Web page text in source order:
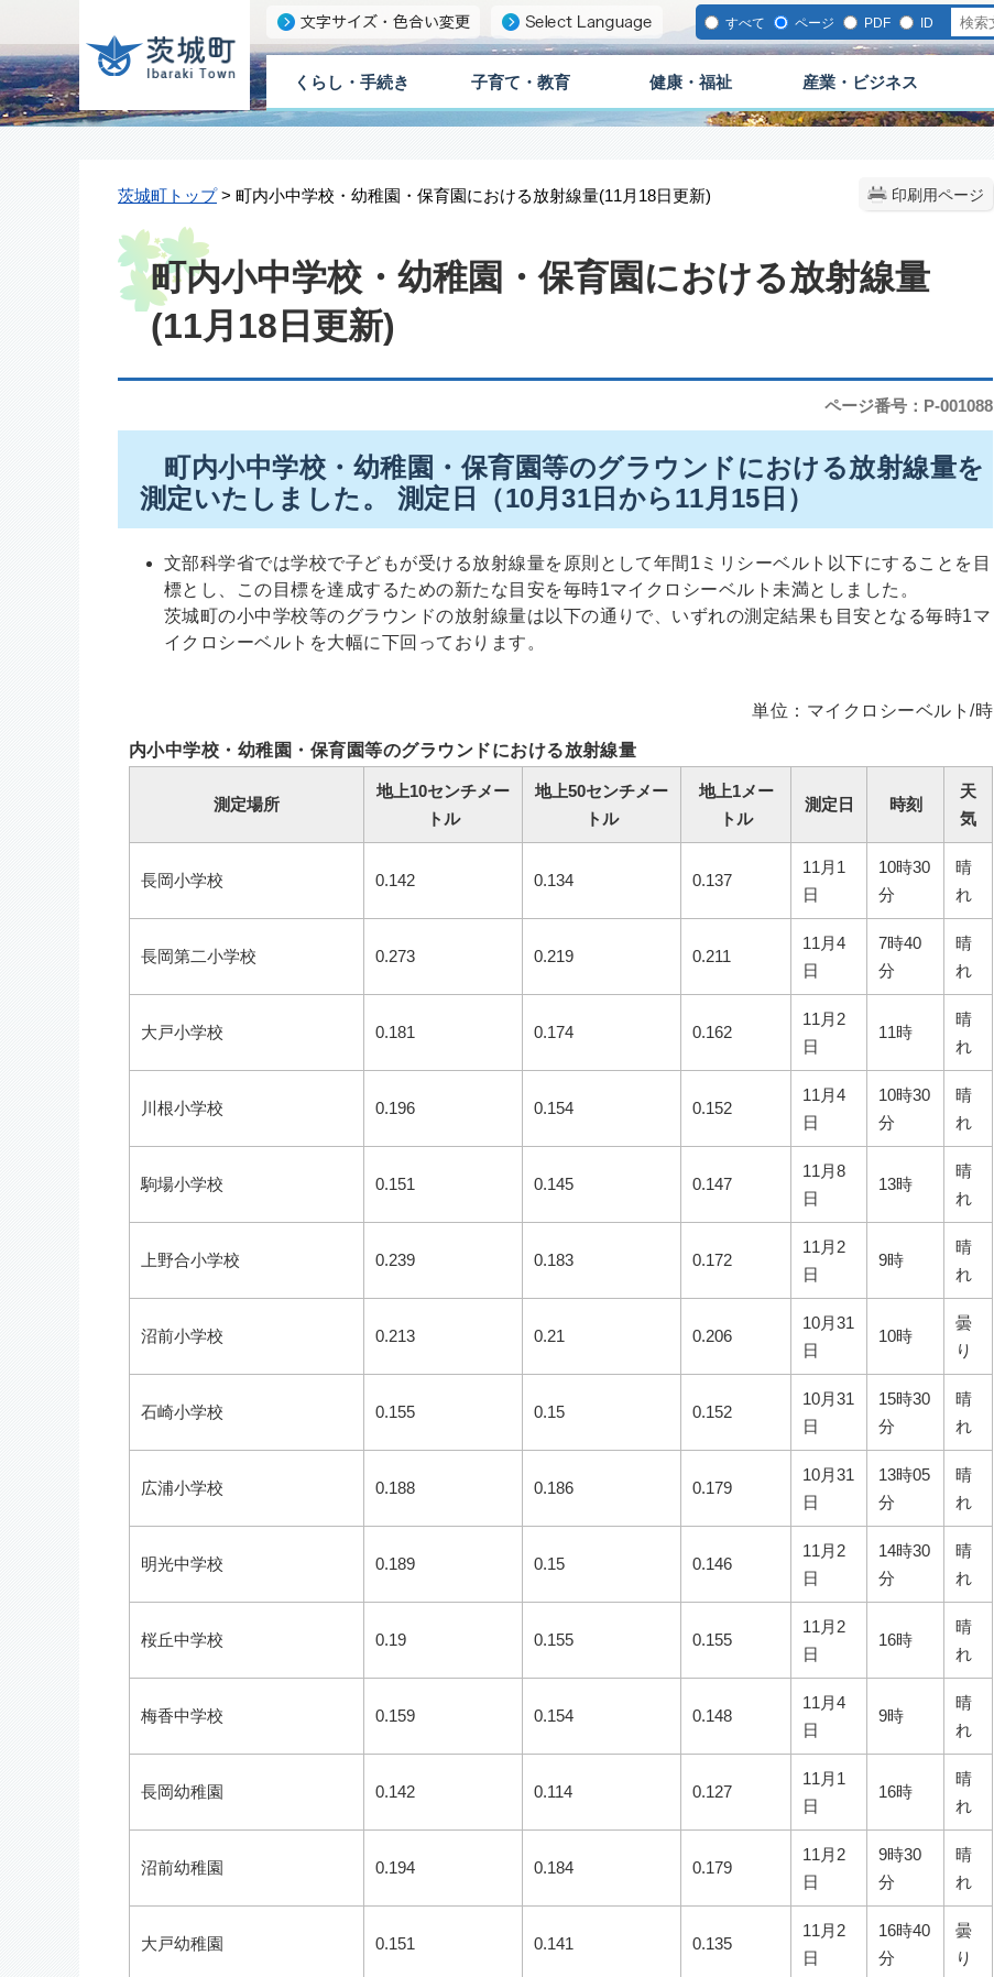
すべて ページ PDF ID
くらし・手続き 子育て・教育 健康・福祉 産業・ビジネス
印刷用ページ
茨城町トップ> 町内小中学校・幼稚園・保育園における放射線量(11月18日更新)
町内小中学校・幼稚園・保育園における放射線量
(11月18日更新)
ページ番号：P-001088
町内小中学校・幼稚園・保育園等のグラウンドにおける放射線量を
測定いたしました。 測定日（10月31日から11月15日）
文部科学省では学校で子どもが受ける放射線量を原則として年間1ミリシーベルト以下にすることを目
標とし、この目標を達成するための新たな目安を毎時1マイクロシーベルト未満としました。
茨城町の小中学校等のグラウンドの放射線量は以下の通りで、いずれの測定結果も目安となる毎時1マ
イクロシーベルトを大幅に下回っております。
単位：マイクロシーベルト/時
内小中学校・幼稚園・保育園等のグラウンドにおける放射線量
測定場所
地上10センチメー
トル
地上50センチメー
トル
地上1メー
トル
測定日 時刻
天
気
長岡小学校 0.142 0.134 0.137
11月1
日
10時30
分
晴
れ
長岡第二小学校 0.273 0.219 0.211
11月4
日
7時40
分
晴
れ
大戸小学校 0.181 0.174 0.162
11月2
日
11時
晴
れ
川根小学校 0.196 0.154 0.152
11月4
日
10時30
分
晴
れ
駒場小学校 0.151 0.145 0.147
11月8
日
13時
晴
れ
上野合小学校 0.239 0.183 0.172
11月2
日
9時
晴
れ
沼前小学校 0.213 0.21 0.206
10月31
日
10時
曇
り
石崎小学校 0.155 0.15 0.152
10月31
日
15時30
分
晴
れ
広浦小学校 0.188 0.186 0.179
10月31
日
13時05
分
晴
れ
明光中学校 0.189 0.15 0.146
11月2
日
14時30
分
晴
れ
桜丘中学校 0.19 0.155 0.155
11月2
日
16時
晴
れ
梅香中学校 0.159 0.154 0.148
11月4
日
9時
晴
れ
長岡幼稚園 0.142 0.114 0.127
11月1
日
16時
晴
れ
沼前幼稚園 0.194 0.184 0.179
11月2
日
9時30
分
晴
れ
大戸幼稚園 0.151 0.141 0.135
11月2
日
16時40
分
曇
り